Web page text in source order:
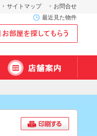
お問合せ
サイトマップ
最近見た物件